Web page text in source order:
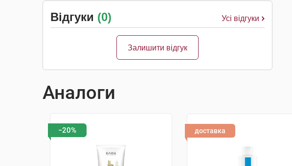
Відгуки (0) Усі відгуки
Залишити відгук
Аналоги
−20% доставка